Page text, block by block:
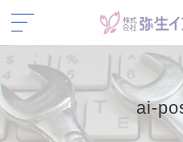
ai-